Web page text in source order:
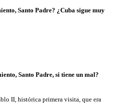
Santo Padre? ¿Cuba sigue muy
Santo Padre, si tiene un mal?
II, histórica primera visita, que era